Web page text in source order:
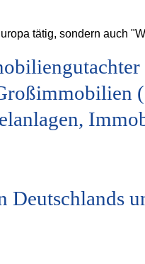
tätig, sondern auch
Deutschlands